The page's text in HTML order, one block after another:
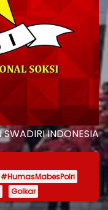
SWADIRI INDONESIA
#HumasMabesPolri
Golkar